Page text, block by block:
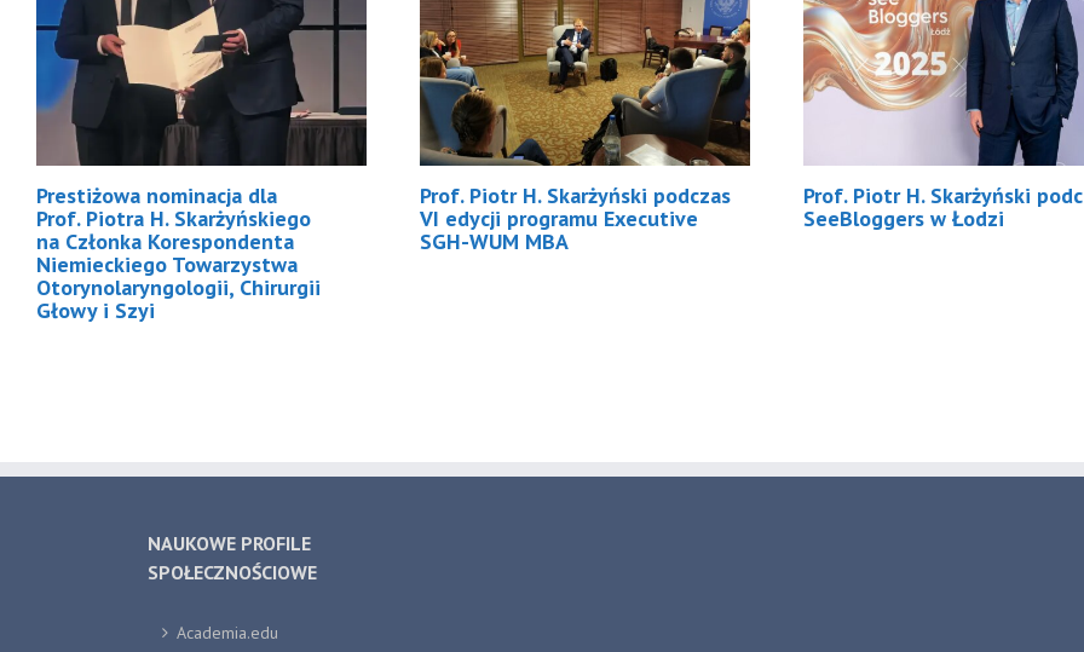
Prestiżowa nominacja dla
Prof. Piotra H. Skarżyńskiego
na Członka Korespondenta
Niemieckiego Towarzystwa
Otorynolaryngologii, Chirurgii
Głowy i Szyi
Prof. Piotr H. Skarżyński podczas
VI edycji programu Executive
SGH-WUM MBA
Prof. Piotr H. Skarżyński
SeeBloggers w Łodzi
NAUKOWE PROFILE
SPOŁECZNOŚCIOWE
Academia.edu